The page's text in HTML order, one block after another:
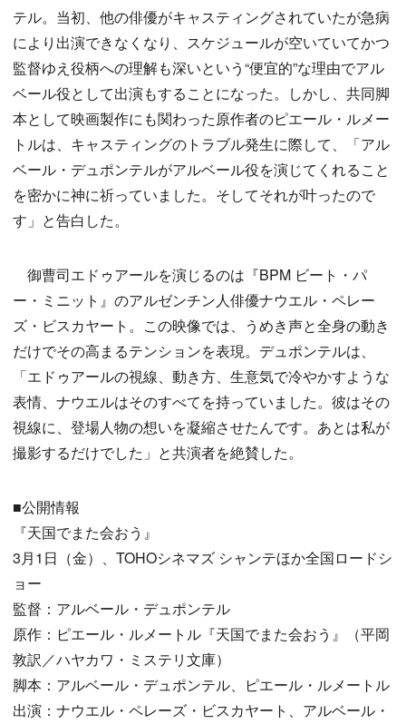
テル。当初、他の俳優がキャスティングされていたが急病
により出演できなくなり、スケジュールが空いていてかつ
監督ゆえ役柄への理解も深いという“便宜的”な理由でアル
ベール役として出演もすることになった。しかし、共同脚
本として映画製作にも関わった原作者のピエール・ルメー
トルは、キャスティングのトラブル発生に際して、「アル
ベール・デュポンテルがアルベール役を演じてくれること
を密かに神に祈っていました。そしてそれが叶ったので
す」と告白した。
御曹司エドゥアールを演じるのは『BPM ビート・パ
ー・ミニット』のアルゼンチン人俳優ナウエル・ペレー
ズ・ビスカヤート。この映像では、うめき声と全身の動き
だけでその高まるテンションを表現。デュポンテルは、
「エドゥアールの視線、動き方、生意気で冷やかすような
表情、ナウエルはそのすべてを持っていました。彼はその
視線に、登場人物の想いを凝縮させたんです。あとは私が
撮影するだけでした」と共演者を絶賛した。
■公開情報
『天国でまた会おう』
3月1日（金）、TOHOシネマズ シャンテほか全国ロードシ
ョー
監督：アルベール・デュポンテル
原作：ピエール・ルメートル『天国でまた会おう』（平岡
敦訳／ハヤカワ・ミステリ文庫）
脚本：アルベール・デュポンテル、ピエール・ルメートル
出演：ナウエル・ペレーズ・ビスカヤート、アルベール・